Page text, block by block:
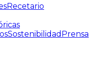
Recetario
Sostenibilidad Prensa